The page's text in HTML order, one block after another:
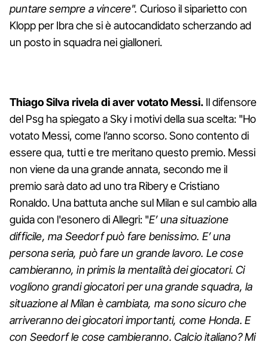
puntare sempre a vincere". Curioso il siparietto con
Klopp per Ibra che si è autocandidato scherzando ad
un posto in squadra nei gialloneri.
Thiago Silva rivela di aver votato Messi. Il difensore
del Psg ha spiegato a Sky i motivi della sua scelta: "Ho
votato Messi, come l’anno scorso. Sono contento di
essere qua, tutti e tre meritano questo premio. Messi
non viene da una grande annata, secondo me il
premio sarà dato ad uno tra Ribery e Cristiano
Ronaldo. Una battuta anche sul Milan e sul cambio alla
guida con l'esonero di Allegri: "E’ una situazione
difficile, ma Seedorf può fare benissimo. E’ una
persona seria, può fare un grande lavoro. Le cose
cambieranno, in primis la mentalità dei giocatori. Ci
vogliono grandi giocatori per una grande squadra, la
situazione al Milan è cambiata, ma sono sicuro che
arriveranno dei giocatori importanti, come Honda. E
con Seedorf le cose cambieranno. Calcio italiano? Mi